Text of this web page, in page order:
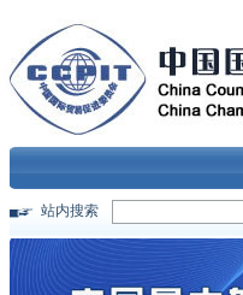
站内搜索